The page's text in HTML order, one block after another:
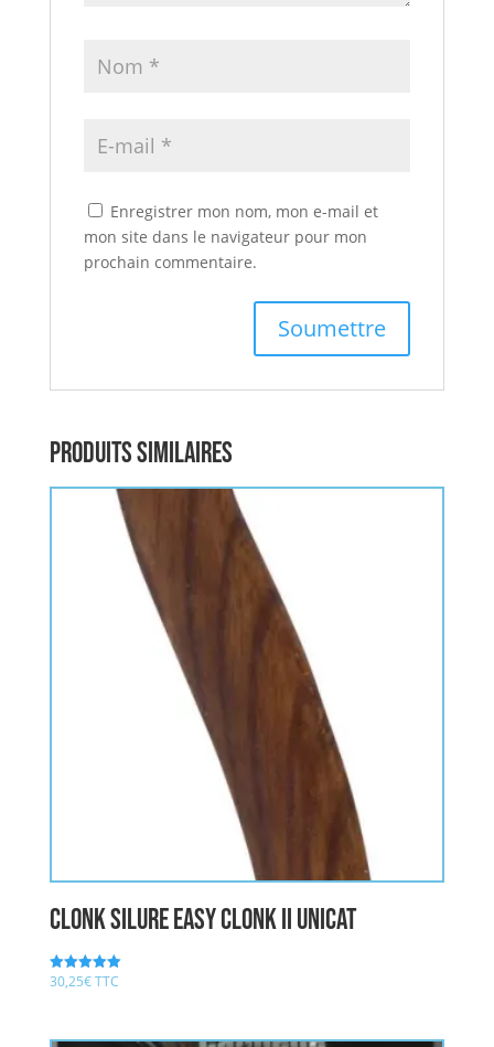
Enregistrer mon nom, mon e-mail et
mon site dans le navigateur pour mon
prochain commentaire.
Produits similaires
CLONK Silure Easy clonk II UNICAT
Note
30,25€TTC